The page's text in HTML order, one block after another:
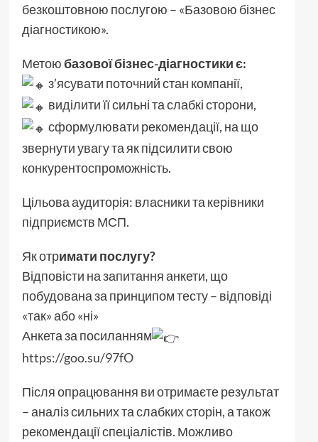
безкоштовною послугою – «Базовою бізнес
діагностикою».
Метоюбазової бізнес-діагностики є:
з’ясувати поточний стан компанії,
виділити її сильні та слабкі сторони,
сформулювати рекомендації, на що
звернути увагу та як підсилити свою
конкурентоспроможність.
Цільова аудиторія: власники та керівники
підприємств МСП.
Як отримати послугу?
Відповісти на запитання анкети, що
побудована за принципом тесту – відповіді
«так» або «ні»
Анкета за посиланням
https://goo.su/97fO
Після опрацювання ви отримаєте результат
– аналіз сильних та слабких сторін, а також
рекомендації спеціалістів. Можливо